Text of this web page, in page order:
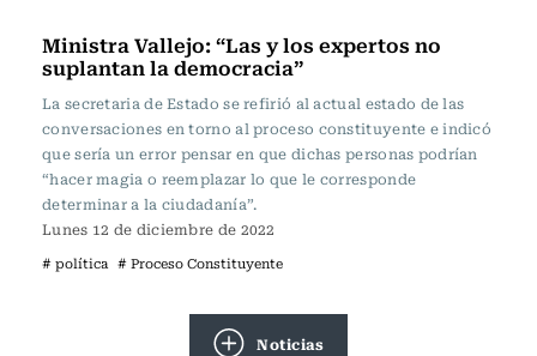
Ministra Vallejo: “Las y los expertos no
suplantan la democracia”
La secretaria de Estado se refirió al actual estado de las
conversaciones en torno al proceso constituyente e indicó
que sería un error pensar en que dichas personas podrían
“hacer magia o reemplazar lo que le corresponde
determinar a la ciudadanía”.
Lunes 12 de diciembre de 2022
# política # Proceso Constituyente
Noticias